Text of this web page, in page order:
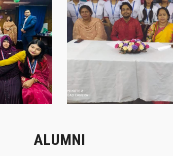
সাফল্যের স্মৃতি
সাফল্যের স্মৃতি
ALUMNI